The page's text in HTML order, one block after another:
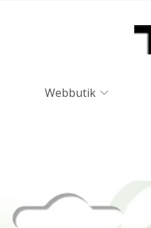
Webbutik